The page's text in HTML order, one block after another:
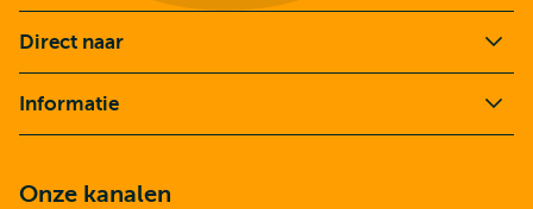
Direct naar
Informatie
Onze kanalen